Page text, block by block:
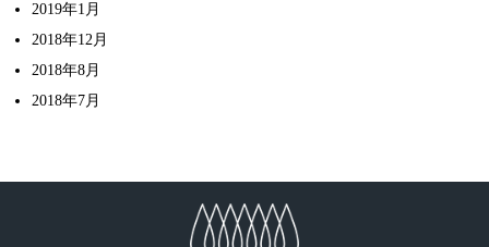
2019年1月
2018年12月
2018年8月
2018年7月